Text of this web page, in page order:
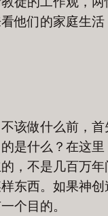
他们的家庭生活
该做什么前，首
是什么？在这里
，不是几百万年
东西。如果神创
个目的。